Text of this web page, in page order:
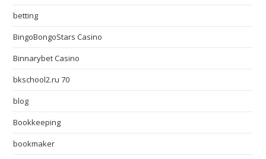
betting
BingoBongoStars Casino
Binnarybet Casino
bkschool2.ru 70
blog
Bookkeeping
bookmaker